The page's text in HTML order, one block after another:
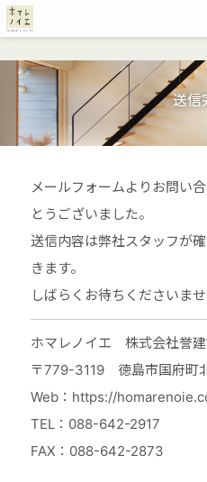
送信
メールフォームよりお問い
とうございました。
送信内容は弊社スタッフが
きます。
しばらくお待ちくださいませ
ホマレノイエ 株式会社誉
〒779-3119 徳島市国府町
Web：https://
TEL：088-642-2917
FAX：088-642-2873